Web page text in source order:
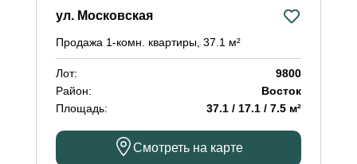
ул. Московская
Продажа 1-комн. квартиры, 37.1 м²
Лот:
9800
Район:
Восток
Площадь:
37.1 / 17.1 / 7.5 м²
Смотреть на карте